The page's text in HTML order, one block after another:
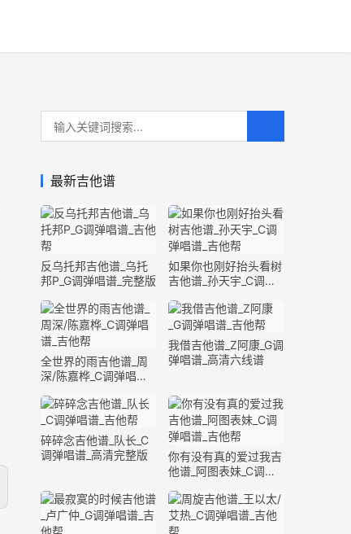
最新吉他谱
反乌托邦吉他谱_乌托
邦P_G调弹唱谱_完整版
如果你也刚好抬头看树
吉他谱_孙天宇_C调弹
全世界的雨吉他谱_周
深/陈嘉桦_C调弹唱谱_
我借吉他谱_Z阿康_G调
弹唱谱_高清六线谱
碎碎念吉他谱_队长_C
调弹唱谱_高清完整版
你有没有真的爱过我吉
他谱_阿图表妹_C调弹